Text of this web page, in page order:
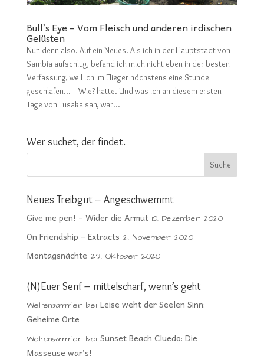
Bull’s Eye – Vom Fleisch und anderen irdischen
Gelüsten
Nun denn also. Auf ein Neues. Als ich in der Hauptstadt von
Sambia aufschlug, befand ich mich nicht eben in der besten
Verfassung, weil ich im Flieger höchstens eine Stunde
geschlafen… – Wie? hatte. Und was ich an diesem ersten
Tage von Lusaka sah, war...
Wer suchet, der findet.
Neues Treibgut – Angeschwemmt
Give me pen! – Wider die Armut 10. Dezember 2020
On Friendship – Extracts 2. November 2020
Montagsnächte 29. Oktober 2020
(N)Euer Senf – mittelscharf, wenn’s geht
Weltensammlerbei Leise weht der Seelen Sinn:
Geheime Orte
Weltensammlerbei Sunset Beach Cluedo: Die
Masseuse war’s!